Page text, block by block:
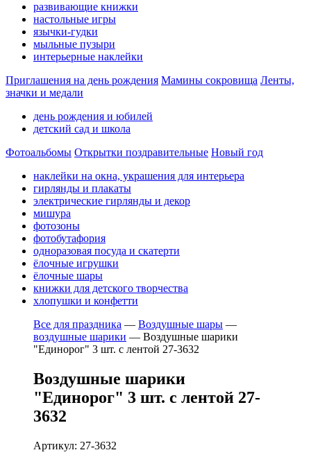
развивающие книжки
настольные игры
язычки-гудки
мыльные пузыри
интерьерные наклейки
Приглашения на день рождения Мамины сокровища Ленты,
значки и медали
день рождения и юбилей
детский сад и школа
Фотоальбомы Открытки поздравительные Новый год
наклейки на окна, украшения для интерьера
гирлянды и плакаты
электрические гирлянды и декор
мишура
фотозоны
фотобутафория
одноразовая посуда и скатерти
ёлочные игрушки
ёлочные шары
книжки для детского творчества
хлопушки и конфетти
Все для праздника — Воздушные шары —
воздушные шарики — Воздушные шарики
"Единорог" 3 шт. с лентой 27-3632
Воздушные шарики
"Единорог" 3 шт. с лентой 27-
3632
Артикул: 27-3632